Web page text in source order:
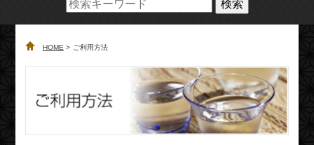
検索
HOME ご利用方法